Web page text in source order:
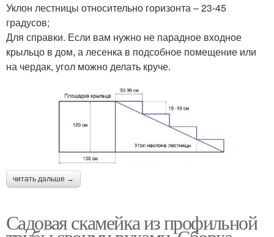
Уклон лестницы относительно горизонта – 23-45
градусов;
Для справки. Если вам нужно не парадное входное
крыльцо в дом, а лесенка в подсобное помещение или
на чердак, угол можно делать круче.
читать дальше →
Садовая скамейка из профильной